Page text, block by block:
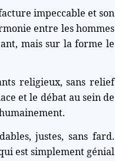
impeccable et son
entre les hommes
mais sur la forme le
religieux, sans relief
et le débat au sein de
justes, sans fard.
est simplement génial